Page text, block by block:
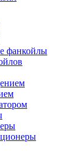
фанкойлы